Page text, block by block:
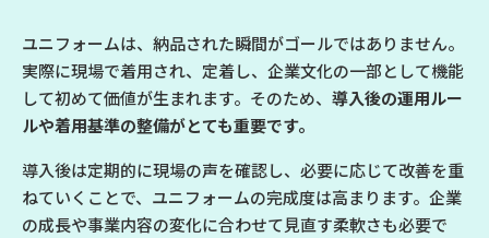
ユニフォームは、納品された瞬間がゴールではありません。
実際に現場で着用され、定着し、企業文化の一部として機能
して初めて価値が生まれます。そのため、 導入後の運用ルー
ルや着用基準の整備がとても重要です。
導入後は定期的に現場の声を確認し、必要に応じて改善を重
ねていくことで、ユニフォームの完成度は高まります。企業
の成長や事業内容の変化に合わせて見直す柔軟さも必要で